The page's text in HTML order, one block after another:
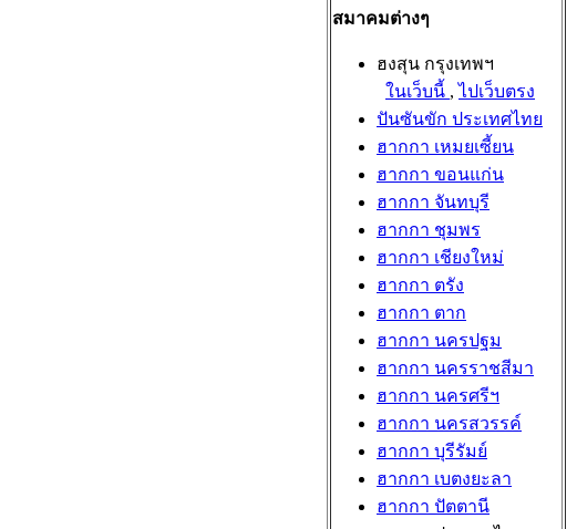
สมาคมต่างๆ
ฮงสุน กรุงเทพฯ
ในเว็บนี้ ,ไปเว็บตรง
ปันซันขัก ประเทศไทย
ฮากกา เหมยเซี้ยน
ฮากกา ขอนแก่น
ฮากกา จันทบุรี
ฮากกา ชุมพร
ฮากกา เชียงใหม่
ฮากกา ตรัง
ฮากกา ตาก
ฮากกา นครปฐม
ฮากกา นครราชสีมา
ฮากกา นครศรีฯ
ฮากกา นครสวรรค์
ฮากกา บุรีรัมย์
ฮากกา เบตงยะลา
ฮากกา ปัตตานี